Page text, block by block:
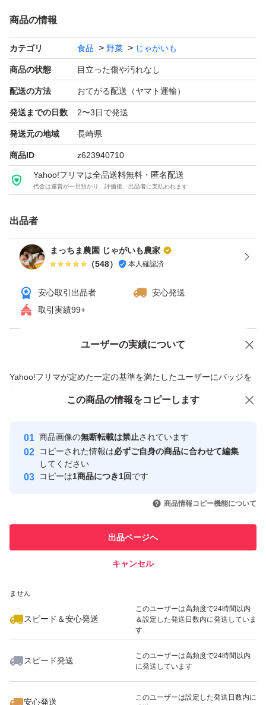
米糠と鶏糞と菌資材で発酵させた自家製堆肥で畑作りをし
ています。更に味が良くなっておりますので是非お試しく
ださい♪
自信アリです
商品の情報
カテゴリ 食品 野菜 じゃがいも
商品の状態 目立った傷や汚れなし
配送の方法 おてがる配送（ヤマト運輸）
発送までの日数 2〜3日で発送
発送元の地域 長崎県
商品ID z623940710
Yahoo!フリマは全品送料無料・匿名配送
代金は運営が一旦預かり、評価後、出品者に支払われます
出品者
まっちま農園 じゃがいも農家
（548） 本人確認済
安心取引出品者
安心発送
取引実績99+
ユーザーの実績について
Yahoo!フリマが定めた一定の基準を満たしたユーザーにバッジを
付与しています
安心取引出品者
心・安全なユーザーです
取引実績
引を完了させた実績があります
での取引実績があります
ません
スピード＆安心発送
このユーザーは高頻度で24時間以内
＆設定した発送日数内に発送していま
す
スピード発送
このユーザーは高頻度で24時間以内
に発送しています
安心発送
このユーザーは設定した発送日数内に
価格の相談 商品への質問
この商品の情報をコピーします
商品画像の無断転載は禁止されています
コピーされた情報は必ずご自身の商品に合わせて編集
してください
コピーは1商品につき1回です
商品情報コピー機能について
出品ページへ
キャンセル
この商品をみている人にオススメ
いいね！
2,410